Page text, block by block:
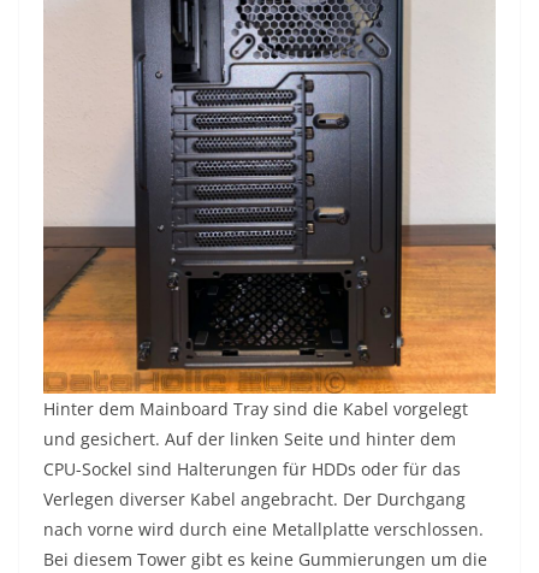
Hinter dem Mainboard Tray sind die Kabel vorgelegt
und gesichert. Auf der linken Seite und hinter dem
CPU-Sockel sind Halterungen für HDDs oder für das
Verlegen diverser Kabel angebracht. Der Durchgang
nach vorne wird durch eine Metallplatte verschlossen.
Bei diesem Tower gibt es keine Gummierungen um die